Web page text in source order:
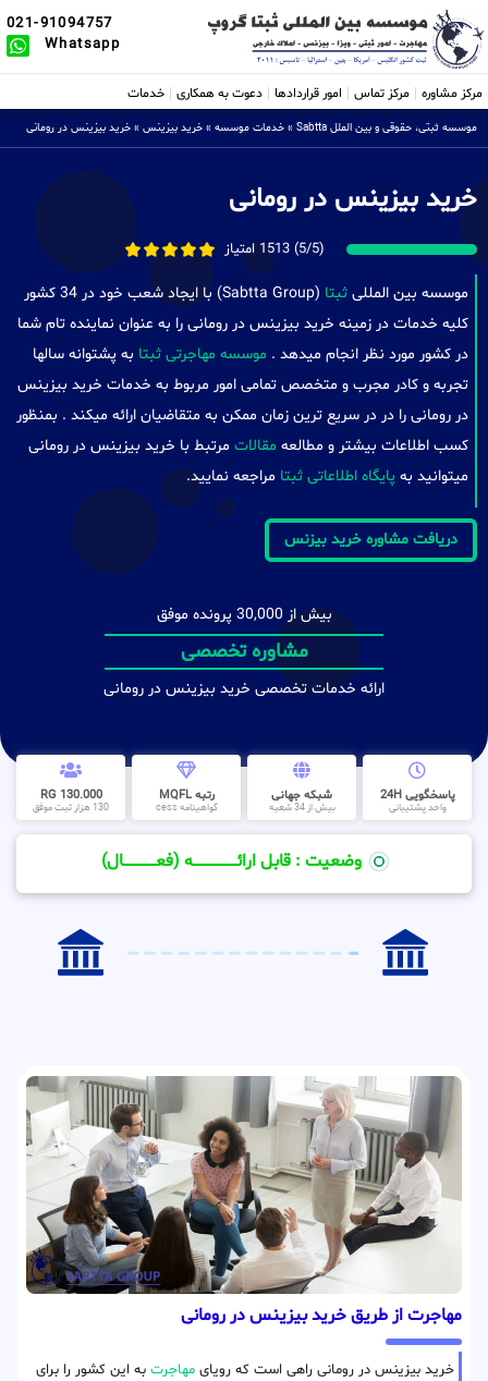
021-91094757
Whatsapp
مرکز مشاوره مرکز تماس امور قراردادها دعوت به همکاری خدمات
موسسه ثبتی، حقوقی و بین الملل Sabtta » خدمات موسسه » خرید بیزینس » خرید بیزینس در رومانی
خرید بیزینس در رومانی
(5/5) 1513 امتیاز
موسسه بین المللی ثبتا
(Sabtta Group) با ایجاد شعب خود در 34 کشور
کلیه خدمات در زمینه خرید بیزینس در رومانی را به عنوان نماینده تام شما
در کشور مورد نظر انجام میدهد . موسسه مهاجرتی ثبتا به پشتوانه سالها
تجربه و کادر مجرب و متخصص تمامی امور مربوط به خدمات خرید بیزینس
در رومانی را در در سریع ترین زمان ممکن به متقاضیان ارائه میکند . بمنظور
کسب اطلاعات بیشتر و مطالعه مقالات مرتبط با خرید بیزینس در رومانی
میتوانید به پایگاه اطلاعاتی ثبتا مراجعه نمایید.
دریافت مشاوره خرید بیزنس
بیش از 30,000 پرونده موفق
مشاوره تخصصی
ارائه خدمات تخصصی خرید بیزینس در رومانی
پاسخگویی 24H
واحد پشتیبانی
شبکه جهانی
بیش از 34 شعبه
رتبه MQFL
گواهینامه cess
130.000 RG
130 هزار ثبت موفق
وضعیت : قابل ارائــــــــــــــــــــه (فعـــــــــــــــال)
مهاجرت از طریق خرید بیزینس در رومانی
خرید بیزینس در رومانی راهی است که رویای مهاجرت به این کشور را برای